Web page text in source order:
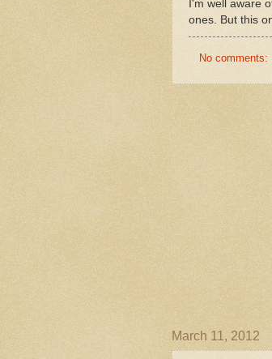
I'm well aware
ones. But this
No comments:
March 11, 2012